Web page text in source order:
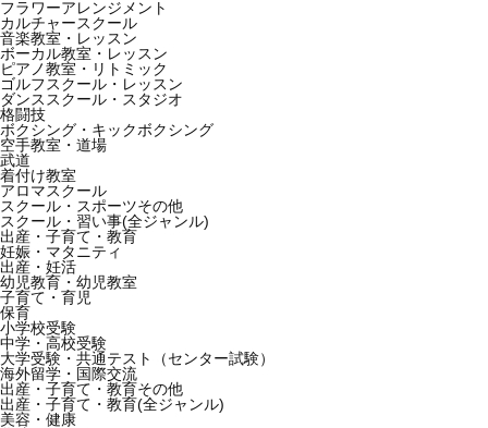
フラワーアレンジメント
カルチャースクール
音楽教室・レッスン
ボーカル教室・レッスン
ピアノ教室・リトミック
ゴルフスクール・レッスン
ダンススクール・スタジオ
格闘技
ボクシング・キックボクシング
空手教室・道場
武道
着付け教室
アロマスクール
スクール・スポーツその他
スクール・習い事(全ジャンル)
出産・子育て・教育
妊娠・マタニティ
出産・妊活
幼児教育・幼児教室
子育て・育児
保育
小学校受験
中学・高校受験
大学受験・共通テスト（センター試験）
海外留学・国際交流
出産・子育て・教育その他
出産・子育て・教育(全ジャンル)
美容・健康